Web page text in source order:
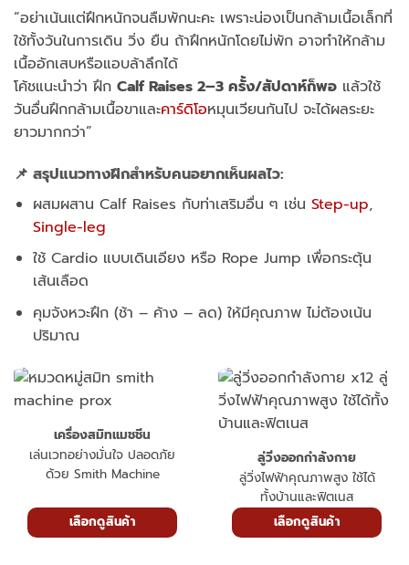
“อย่าเน้นแต่ฝึกหนักจนลืมพักนะคะ เพราะน่องเป็นกล้ามเนื้อเล็กที่
ใช้ทั้งวันในการเดิน วิ่ง ยืน ถ้าฝึกหนักโดยไม่พัก อาจทำให้กล้าม
เนื้ออักเสบหรือแอบล้าลึกได้
โค้ชแนะนำว่า ฝึก Calf Raises 2–3 ครั้ง/สัปดาห์ก็พอ แล้วใช้
วันอื่นฝึกกล้ามเนื้อขาและคาร์ดิโอหมุนเวียนกันไป จะได้ผลระยะ
ยาวมากกว่า”
📌 สรุปแนวทางฝึกสำหรับคนอยากเห็นผลไว:
ผสมผสาน Calf Raises กับท่าเสริมอื่น ๆ เช่น Step-up,
Single-leg
ใช้ Cardio แบบเดินเอียง หรือ Rope Jump เพื่อกระตุ้น
เส้นเลือด
คุมจังหวะฝึก (ช้า – ค้าง – ลด) ให้มีคุณภาพ ไม่ต้องเน้น
ปริมาณ
เครื่องสมิทแมชชีน
เล่นเวทอย่างมั่นใจ ปลอดภัย
ด้วย Smith Machine
เลือกดูสินค้า
ลู่วิ่งออกกำลังกาย
ลู่วิ่งไฟฟ้าคุณภาพสูง ใช้ได้
ทั้งบ้านและฟิตเนส
เลือกดูสินค้า